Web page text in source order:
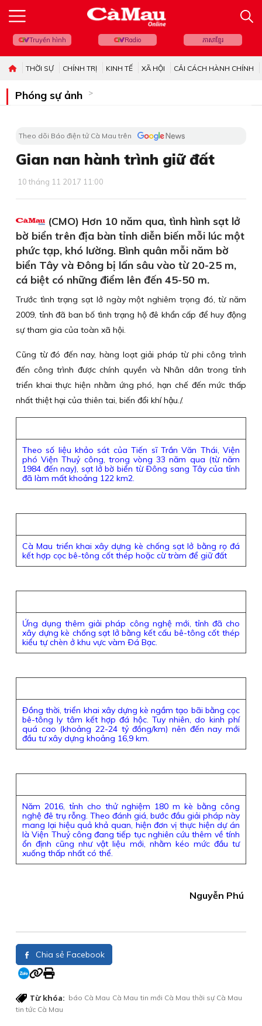
Truyền hình Radio ភាសាខ្មែរ
THỜI SỰ CHÍNH TRỊ KINH TẾ XÃ HỘI CẢI CÁCH HÀNH CHÍNH
Phóng sự ảnh
Theo dõi Báo điện tử Cà Mau trên
Gian nan hành trình giữ đất
10 tháng 11 2017 11:00
(CMO) Hơn 10 năm qua, tình hình sạt lở
bờ biển trên địa bàn tỉnh diễn biến mỗi lúc một
phức tạp, khó lường. Bình quân mỗi năm bờ
biển Tây và Ðông bị lấn sâu vào từ 20-25 m,
cá biệt có những điểm lên đến 45-50 m.
Trước tình trạng sạt lở ngày một nghiêm trọng đó, từ năm
2009, tỉnh đã ban bố tình trạng hộ đê khẩn cấp để huy động
sự tham gia của toàn xã hội.
Cũng từ đó đến nay, hàng loạt giải pháp từ phi công trình
đến công trình được chính quyền và Nhân dân trong tỉnh
triển khai thực hiện nhằm ứng phó, hạn chế đến mức thấp
nhất thiệt hại của thiên tai, biến đổi khí hậu./.
Theo số liệu khảo sát của Tiến sĩ Trần Văn Thái, Viện
phó Viện Thuỷ công, trong vòng 33 năm qua (từ năm
1984 đến nay), sạt lở bờ biển từ Ðông sang Tây của tỉnh
đã làm mất khoảng 122 km2.
Cà Mau triển khai xây dựng kè chống sạt lở bằng rọ đá
kết hợp cọc bê-tông cốt thép hoặc cừ tràm để giữ đất
Ứng dụng thêm giải pháp công nghệ mới, tỉnh đã cho
xây dựng kè chống sạt lở bằng kết cấu bê-tông cốt thép
kiểu tự chèn ở khu vực vàm Ðá Bạc.
Đồng thời, triển khai xây dựng kè ngầm tạo bãi bằng cọc
bê-tông ly tâm kết hợp đá hộc. Tuy nhiên, do kinh phí
quá cao (khoảng 22-24 tỷ đồng/km) nên đến nay mới
đầu tư xây dựng khoảng 16,9 km.
Năm 2016, tỉnh cho thử nghiệm 180 m kè bằng công
nghệ đê trụ rỗng. Theo đánh giá, bước đầu giải pháp này
mang lại hiệu quả khả quan, hiện đơn vị thực hiện dự án
là Viện Thuỷ công đang tiếp tục nghiên cứu thêm về tính
ổn định cũng như vật liệu mới, nhằm kéo mức đầu tư
xuống thấp nhất có thể.
Nguyễn Phú
Chia sẻ Facebook
Từ khóa: báo Cà Mau Cà Mau tin mới Cà Mau thời sự Cà Mau
tin tức Cà Mau